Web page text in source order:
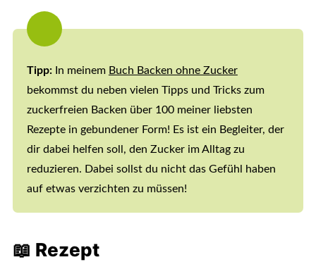
Tipp: In meinem Buch Backen ohne Zucker
bekommst du neben vielen Tipps und Tricks zum
zuckerfreien Backen über 100 meiner liebsten
Rezepte in gebundener Form! Es ist ein Begleiter, der
dir dabei helfen soll, den Zucker im Alltag zu
reduzieren. Dabei sollst du nicht das Gefühl haben
auf etwas verzichten zu müssen!
📖 Rezept